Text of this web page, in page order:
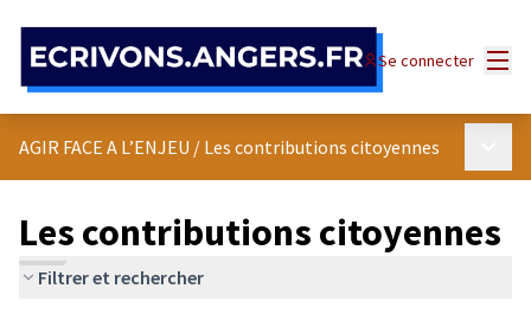
Se connecter
AGIR FACE A L’ENJEU / Les contributions citoyennes
Les contributions citoyennes
Filtrer et rechercher